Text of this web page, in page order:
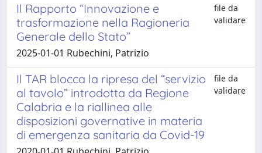
Il Rapporto “Innovazione e
trasformazione nella Ragioneria
Generale dello Stato”
file da
validare
2025-01-01 Rubechini, Patrizio
Il TAR blocca la ripresa del “servizio
al tavolo” introdotta da Regione
Calabria e la riallinea alle
disposizioni governative in materia
di emergenza sanitaria da Covid-19
file da
validare